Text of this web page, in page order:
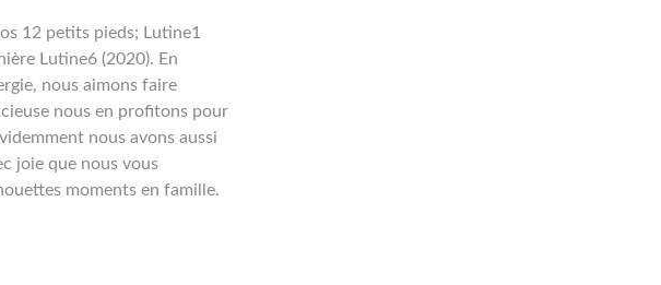
12 petits pieds; Lutine1
Lutine6 (2020). En
nous aimons faire
nous en profitons pour
nous avons aussi
joie que nous vous
moments en famille.